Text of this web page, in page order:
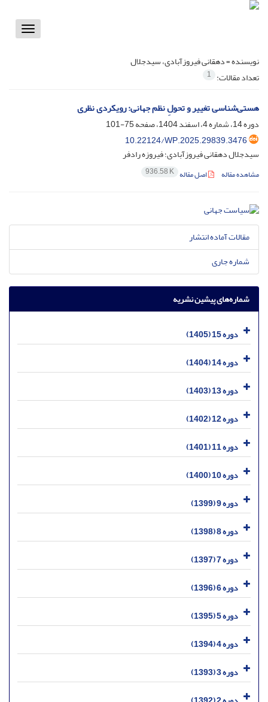
Toggle
نویسنده =دهقانی فیروزآبادی، سیدجلال
تعداد مقالات: 1
هستی‌شناسی تغییر و تحولِ نظم جهانی: رویکردی نظری
دوره 14، شماره 4، اسفند 1404، صفحه
75-101
10.22124/WP.2025.29839.3476
سیدجلال دهقانی فیروزآبادی؛ فیروزه رادفر
مشاهده مقاله اصل مقاله 936.58 K
مقالات آماده انتشار
شماره جاری
شماره‌های پیشین نشریه
دوره 15 (1405)
دوره 14 (1404)
دوره 13 (1403)
دوره 12 (1402)
دوره 11 (1401)
دوره 10 (1400)
دوره 9 (1399)
دوره 8 (1398)
دوره 7 (1397)
دوره 6 (1396)
دوره 5 (1395)
دوره 4 (1394)
دوره 3 (1393)